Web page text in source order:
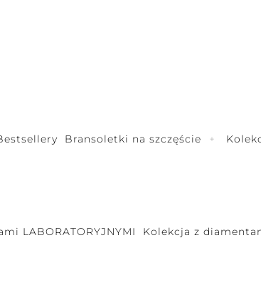
Bransoletki na szczęście
LABORATORYJNYMI Kolekcja z